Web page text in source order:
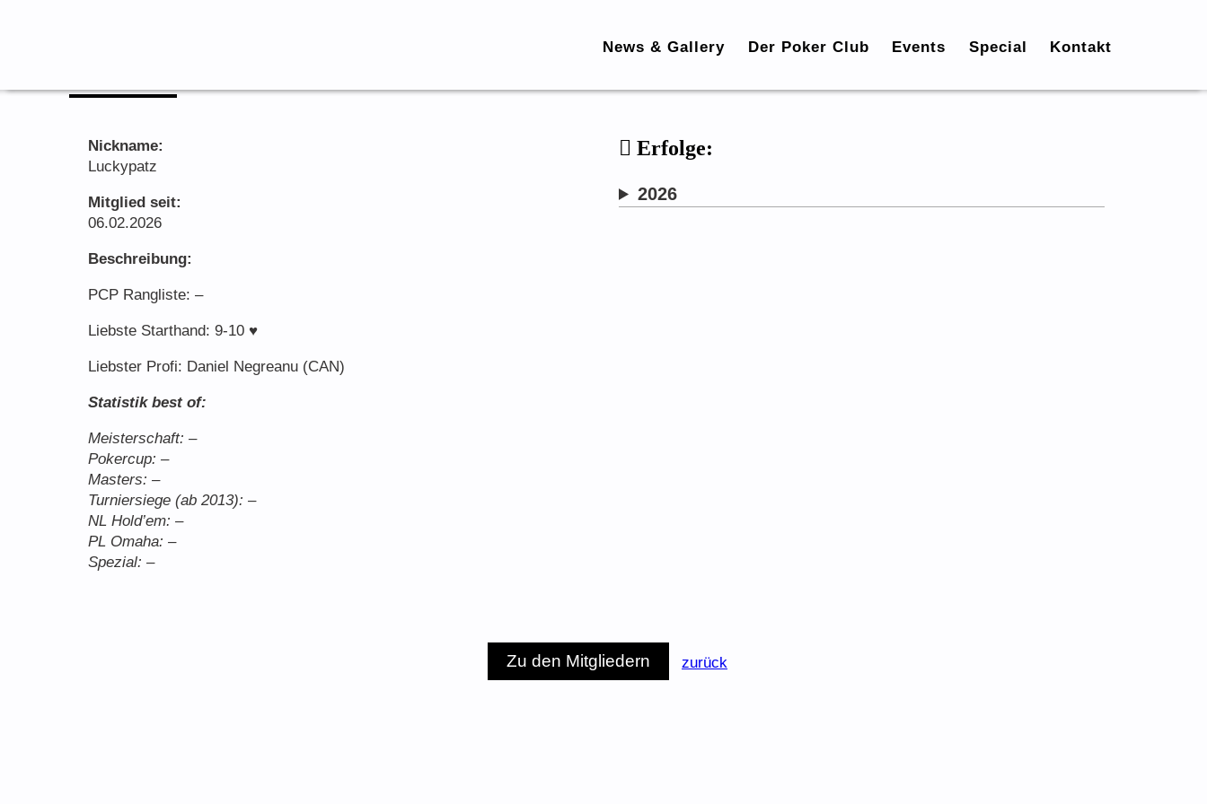
News & Gallery Der Poker Club Events Special Kontakt
Nickname:
Luckypatz
Mitglied seit:
06.02.2026
Beschreibung:
PCP Rangliste: –
Liebste Starthand: 9-10 ♥
Liebster Profi: Daniel Negreanu (CAN)
Statistik best of:
Meisterschaft: –
Pokercup: –
Masters: –
Turniersiege (ab 2013): –
NL Hold’em: –
PL Omaha: –
Spezial: –
Erfolge:
2026
Zu den Mitgliedern zurück